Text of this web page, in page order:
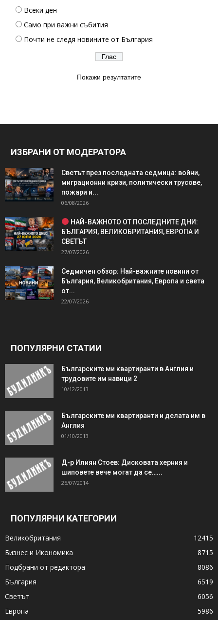
Всеки ден
Само при важни събития
Почти не следя новините от България
Покажи резултатите
ИЗБРАНИ ОТ МОДЕРАТОРА
Светът през последната седмица: войни,
миграционни кризи, политически трусове,
пожари и...
06/08/2026
НАЙ-ВАЖНОТО ОТ ПОСЛЕДНИТЕ ДНИ:
БЪЛГАРИЯ, ВЕЛИКОБРИТАНИЯ, ЕВРОПА И
СВЕТЪТ
27/07/2026
Седмичен обзор: Най-важните новини от
България, Великобритания, Европа и света
от...
22/07/2026
ПОПУЛЯРНИ СТАТИИ
Българските ми квартиранти в Англия и
трудовите им навици 2
10/12/2013
Българските ми квартиранти и делата им в
Англия
01/10/2013
Д-р Илиян Стоев: Дисковата херния и
шиповете вече могат да се…...
25/07/2014
ПОПУЛЯРНИ КАТЕГОРИИ
Великобритания
12415
Бизнес и Икономика
8715
Подбрани от редактора
8086
България
6519
Светът
6056
Европа
5986